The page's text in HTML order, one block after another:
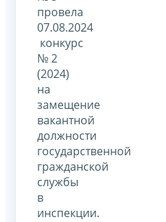
провела
07.08.2024
конкурс
№ 2
(2024)
на
замещение
вакантной
должности
государственной
гражданской
службы
в
инспекции.